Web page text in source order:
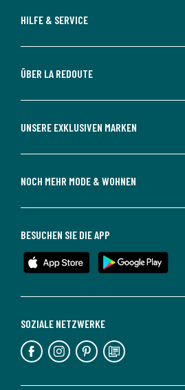
HILFE & SERVICE
ÜBER LA REDOUTE
UNSERE EXKLUSIVEN MARKEN
NOCH MEHR MODE & WOHNEN
SOZIALE NETZWERKE
BESUCHEN SIE DIE APP